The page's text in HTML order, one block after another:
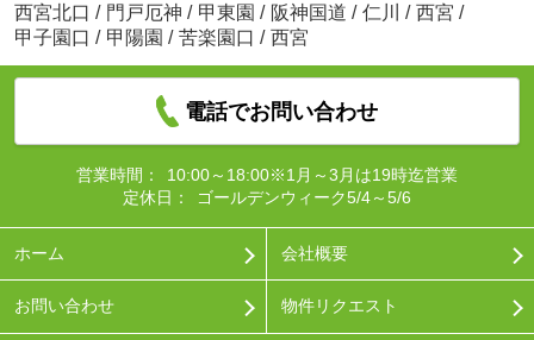
西宮北口 / 門戸厄神 / 甲東園 / 阪神国道 / 仁川 / 西宮 /
甲子園口 / 甲陽園 / 苦楽園口 / 西宮
電話でお問い合わせ
営業時間：
10:00～18:00※1月～3月は19時迄営業
定休日：
ゴールデンウィーク5/4～5/6
ホーム 会社概要
お問い合わせ 物件リクエスト